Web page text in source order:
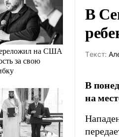
на США
за свою
В
Tекст:
В
на